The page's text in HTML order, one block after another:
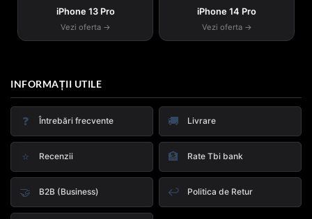
iPhone 13 Pro
Vezi oferta →
iPhone 14 Pro
Vezi oferta →
INFORMAȚII UTILE
❓ Întrebări frecvente 🚚 Livrare
⭐ Recenzii 🏦 Rate Tbi bank
🤝 B2B (Business) ↩️ Politica de Retur